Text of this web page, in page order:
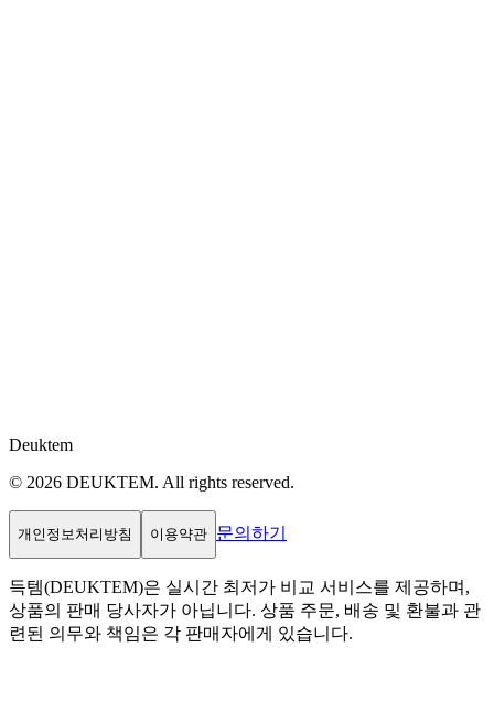
Deuktem
© 2026 DEUKTEM. All rights reserved.
개인정보처리방침 이용약관 문의하기
득템(DEUKTEM)은 실시간 최저가 비교 서비스를 제공하며,
상품의 판매 당사자가 아닙니다. 상품 주문, 배송 및 환불과 관
련된 의무와 책임은 각 판매자에게 있습니다.